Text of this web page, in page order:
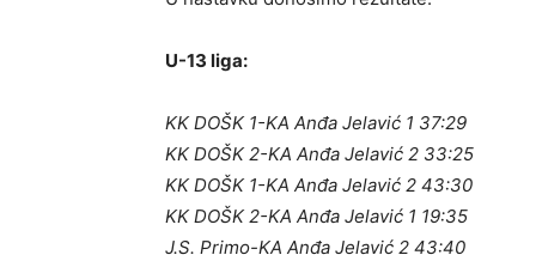
U-13 liga:
KK DOŠK 1-KA Anđa Jelavić 1 37:29
KK DOŠK 2-KA Anđa Jelavić 2 33:25
KK DOŠK 1-KA Anđa Jelavić 2 43:30
KK DOŠK 2-KA Anđa Jelavić 1 19:35
J.S. Primo-KA Anđa Jelavić 2 43:40